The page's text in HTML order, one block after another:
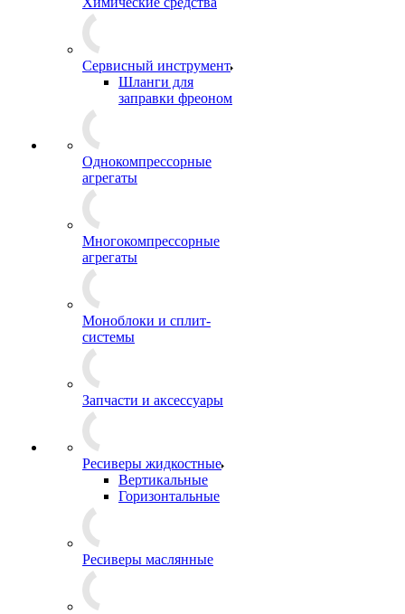
Сервисный инструмент
Шланги для
заправки фреоном
Однокомпрессорные
агрегаты
Многокомпрессорные
агрегаты
Моноблоки и сплит-
системы
Запчасти и аксессуары
Ресиверы жидкостные
Вертикальные
Горизонтальные
Ресиверы маслянные